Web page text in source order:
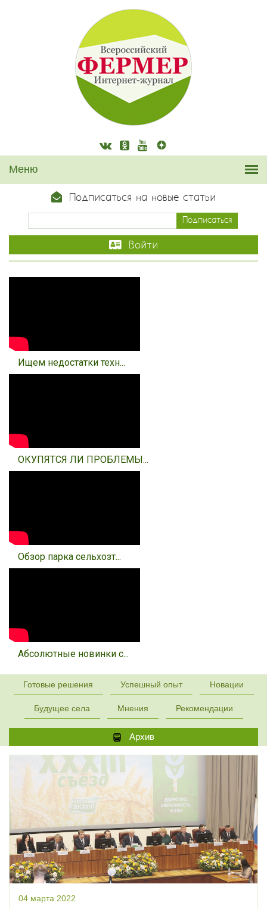
Подписаться на новые статьи
Войти
Ищем недостатки техн...
ОКУПЯТСЯ ЛИ ПРОБЛЕМЫ...
Обзор парка сельхозт...
Абсолютные новинки с...
Готовые решения Успешный опыт Новации
Будущее села Мнения Рекомендации
Архив
04 марта 2022